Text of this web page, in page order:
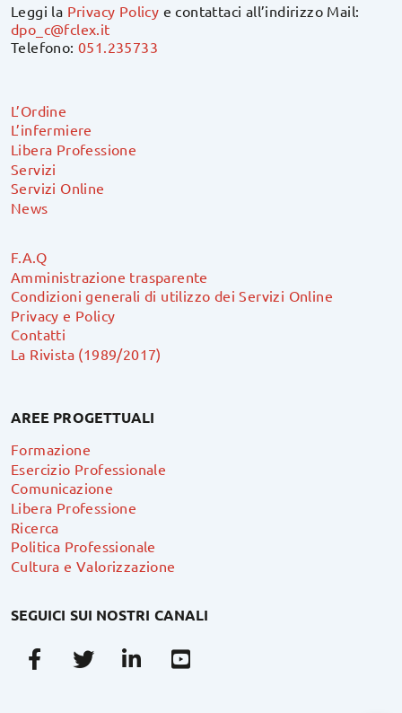
Leggi la Privacy Policy e contattaci all’indirizzo Mail:
dpo_c@fclex.it
Telefono:051.235733
L’Ordine
L’infermiere
Libera Professione
Servizi
Servizi Online
News
F.A.Q
Amministrazione trasparente
Condizioni generali di utilizzo dei Servizi Online
Privacy e Policy
Contatti
La Rivista (1989/2017)
AREE PROGETTUALI
Formazione
Esercizio Professionale
Comunicazione
Libera Professione
Ricerca
Politica Professionale
Cultura e Valorizzazione
SEGUICI SUI NOSTRI CANALI
FacebookTwitterLinkedin